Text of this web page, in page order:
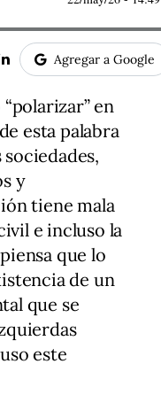
Agregar a Google
en
esta palabra
y
tiene mala
e incluso la
que lo
de un
que se
este